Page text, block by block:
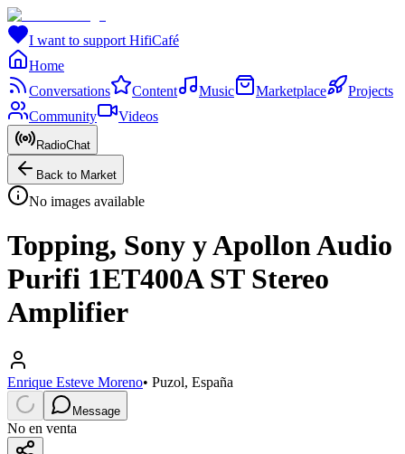
I want to support HifiCafé
Home
Conversations
Content Music Marketplace
Projects
Community
Videos
RadioChat
Back to Market
No images available
Topping, Sony y Apollon Audio
Purifi 1ET400A ST Stereo
Amplifier
Enrique Esteve Moreno• Puzol, España
Message
No en venta